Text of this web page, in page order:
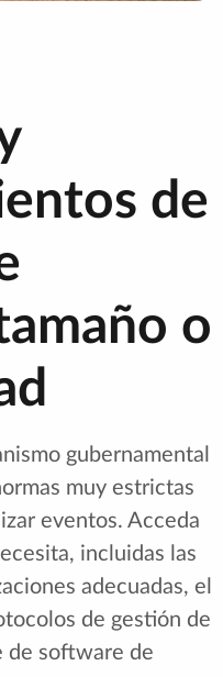
de
o
gubernamental
muy estrictas
eventos. Acceda
incluidas las
adecuadas, el
de gestión de
de software de